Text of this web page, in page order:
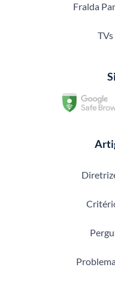
Fralda